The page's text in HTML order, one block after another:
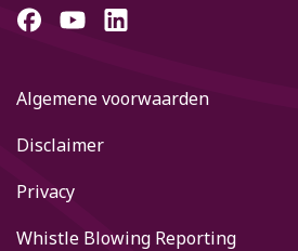
Algemene voorwaarden
Disclaimer
Privacy
Whistle Blowing Reporting